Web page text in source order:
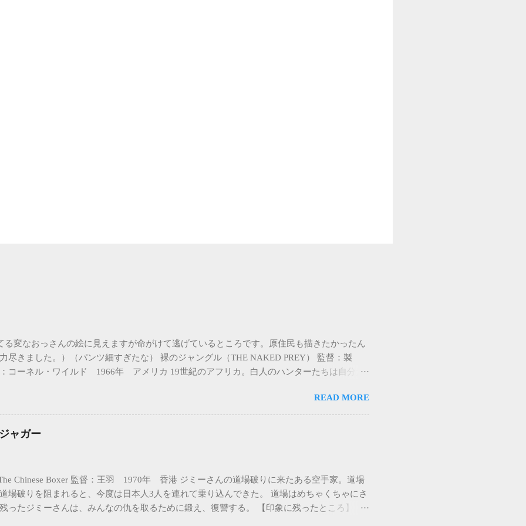
る変なおっさんの絵に見えますが命がけて逃げているところです。原住民も描きたかったん
尽きました。）（パンツ細すぎたな） 裸のジャングル（THE NAKED PREY） 監督：製
コーネル・ワイルド 1966年 アメリカ 19世紀のアフリカ。白人のハンターたちは自分た
殺したりと、原住民の言うことを聞かない。原住民の怒りを買った白人ハンターたちは原住民
す。今度は自分たちが狩られる番になってしまいました。 土で全身を固められ火あぶりに
、かなり残虐な方法で殺されます。唯一生き残ることを許された白人ガイド（コーネル・ワイ
逃げてもいい、と原住民から逃がされる。しかし、これは、原住民たちの余興である人間狩り
んが、その動作や表情で何が言いたいのかがわかります。一人逃がされたガイドは、ほぼ裸で
に放り出され、必死で逃げるのですが、あとから追ってきた原住民たちから逃げるだけでな
し、武器や靴など少しずつ物を奪いながら逃げます。そこで原住民も殺されたりしているの
READ MORE
ャガー
Chinese Boxer 監督：王羽 1970年 香港 ジミーさんの道場破りに来たある空手家。道場
場破りを阻まれると、今度は日本人3人を連れて乗り込んできた。 道場はめちゃくちゃにさ
ったジミーさんは、みんなの仇を取るために鍛え、復讐する。 【印象に残ったところ】 ・